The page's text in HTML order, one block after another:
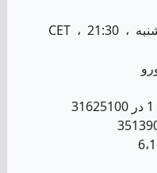
روزها ، ساعت ها را بکشید: یکشنبه ، 21:30 CET ،